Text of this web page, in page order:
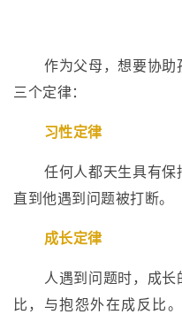
作为父母，想要协
三个定律：
习性定律
任何人都天生具有保
直到他遇到问题被打断。
成长定律
人遇到问题时，成
比，与抱怨外在成反比